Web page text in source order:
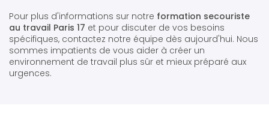
Pour plus d'informations sur notre formation secouriste
au travail Paris 17 et pour discuter de vos besoins
spécifiques, contactez notre équipe dès aujourd'hui. Nous
sommes impatients de vous aider à créer un
environnement de travail plus sûr et mieux préparé aux
urgences.